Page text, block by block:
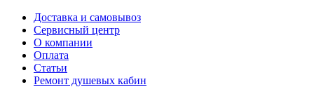
Доставка и самовывоз
Сервисный центр
О компании
Оплата
Статьи
Ремонт душевых кабин